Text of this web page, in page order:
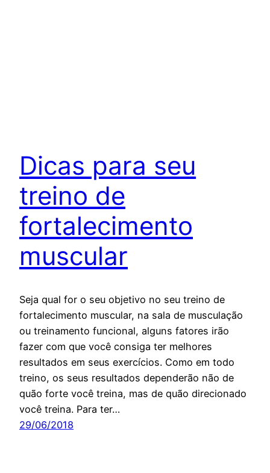
Dicas para seu
treino de
fortalecimento
muscular
Seja qual for o seu objetivo no seu treino de
fortalecimento muscular, na sala de musculação
ou treinamento funcional, alguns fatores irão
fazer com que você consiga ter melhores
resultados em seus exercícios. Como em todo
treino, os seus resultados dependerão não de
quão forte você treina, mas de quão direcionado
você treina. Para ter…
29/06/2018